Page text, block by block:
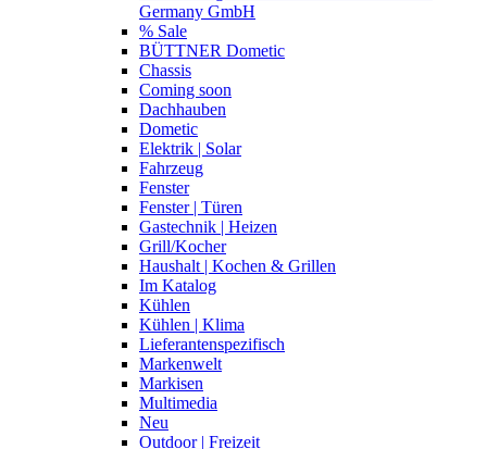
Germany GmbH
% Sale
BÜTTNER Dometic
Chassis
Coming soon
Dachhauben
Dometic
Elektrik | Solar
Fahrzeug
Fenster
Fenster | Türen
Gastechnik | Heizen
Grill/Kocher
Haushalt | Kochen & Grillen
Im Katalog
Kühlen
Kühlen | Klima
Lieferantenspezifisch
Markenwelt
Markisen
Multimedia
Neu
Outdoor | Freizeit